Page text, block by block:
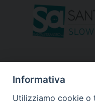
Informativa
Utilizziamo cookie o